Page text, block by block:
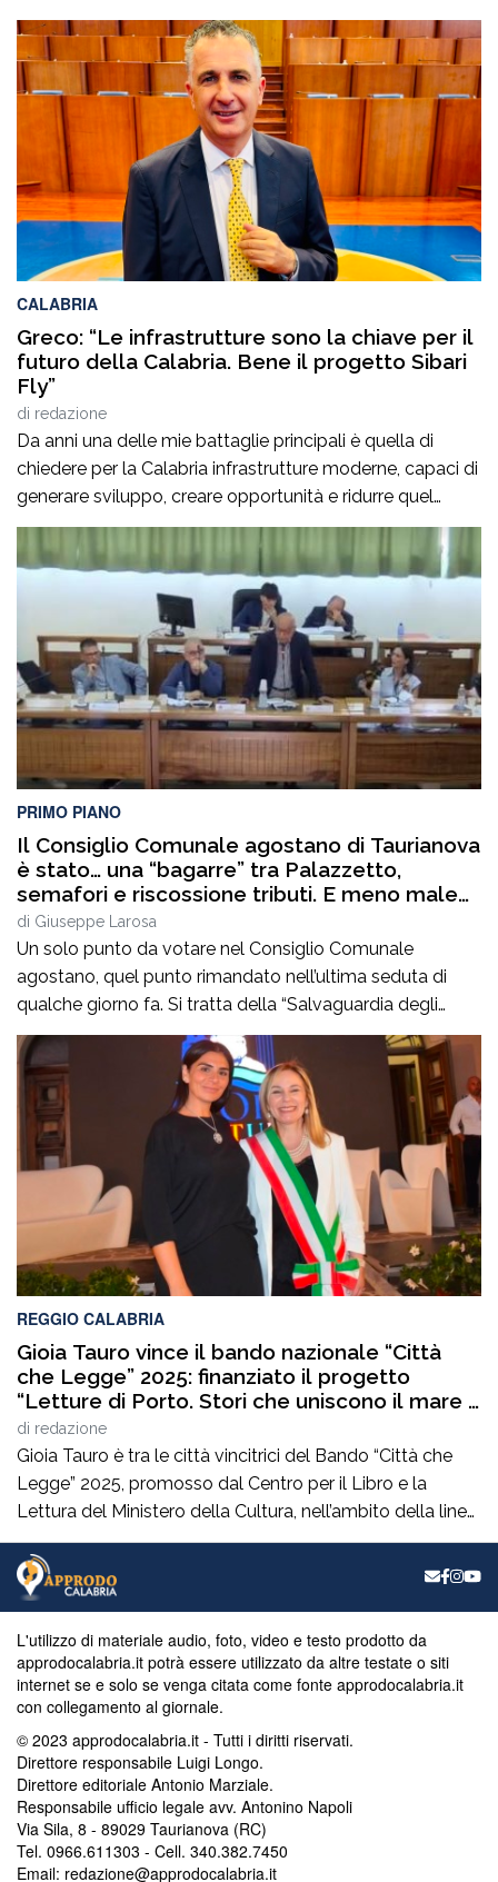
CALABRIA
Greco: “Le infrastrutture sono la chiave per il
futuro della Calabria. Bene il progetto Sibari
Fly”
di redazione
Da anni una delle mie battaglie principali è quella di
chiedere per la Calabria infrastrutture moderne, capaci di
generare sviluppo, creare opportunità e ridurre quel
divario che per troppo tempo ha penalizzato la nostra
regione. La Sibaritide, in particolare, rappresenta un
patrimonio straordinario sotto il profilo storico, turistico,
agricolo, produttivo e culturale. Un territorio, dalla […]
PRIMO PIANO
Il Consiglio Comunale agostano di Taurianova
è stato… una “bagarre” tra Palazzetto,
semafori e riscossione tributi. E meno male
che era un solo punto!
di Giuseppe Larosa
Un solo punto da votare nel Consiglio Comunale
agostano, quel punto rimandato nell’ultima seduta di
qualche giorno fa. Si tratta della “Salvaguardia degli
equilibri e assestamento generale di bilancio- Esercizio
2026”. Ma è sulla discussione nei “preliminari” che si gioca
la partita principale anche se il documento da approvare
è di estrema importanza per la […]
REGGIO CALABRIA
Gioia Tauro vince il bando nazionale “Città
che Legge” 2025: finanziato il progetto
“Letture di Porto. Stori che uniscono il mare e
la città”
di redazione
Gioia Tauro è tra le città vincitrici del Bando “Città che
Legge” 2025, promosso dal Centro per il Libro e la
Lettura del Ministero della Cultura, nell’ambito della linea
dedicata alla realizzazione di attività integrate per la
promozione del libro e della lettura.Il progetto
presentato dal Comune, dal titolo “Letture di
L'utilizzo di materiale audio, foto, video e testo prodotto da
approdocalabria.it potrà essere utilizzato da altre testate o siti
internet se e solo se venga citata come fonte approdocalabria.it
con collegamento al giornale.
© 2023 approdocalabria.it - Tutti i diritti riservati.
Direttore responsabile Luigi Longo.
Direttore editoriale Antonio Marziale.
Responsabile ufficio legale avv. Antonino Napoli
Via Sila, 8 - 89029 Taurianova (RC)
Tel. 0966.611303 - Cell. 340.382.7450
Email: redazione@approdocalabria.it